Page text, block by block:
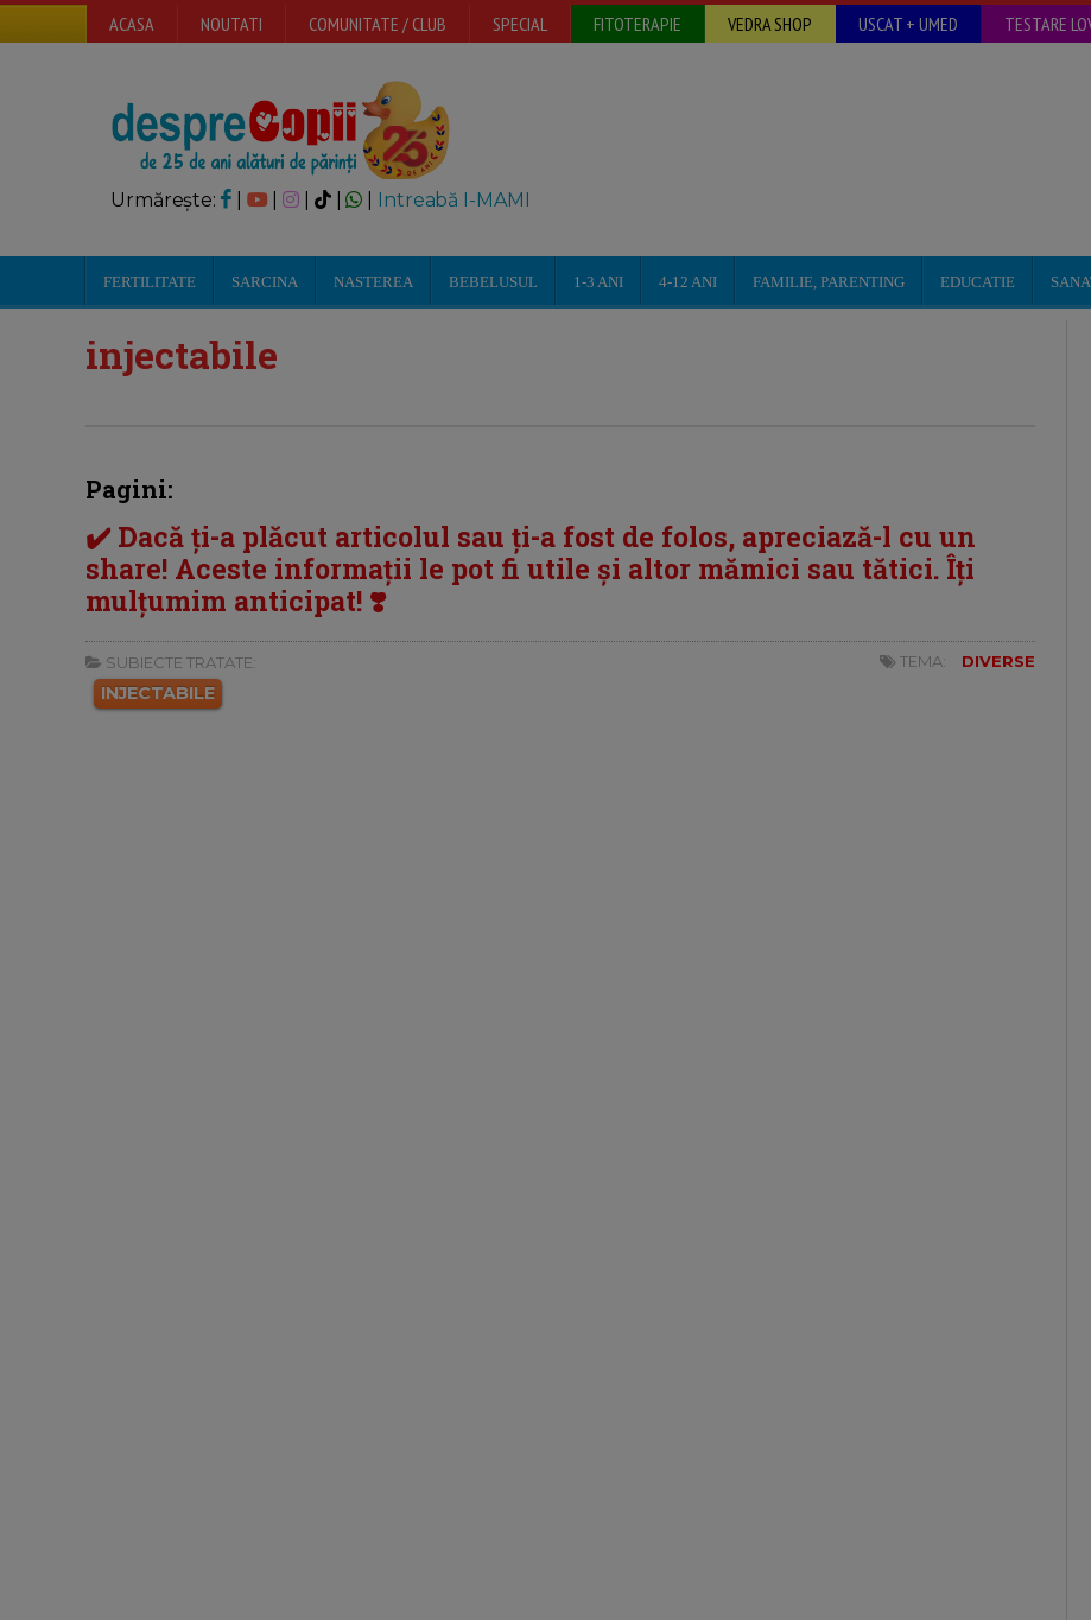
ACASA NOUTATI COMUNITATE / CLUB SPECIAL FITOTERAPIE VEDRA SHOP USCAT + UMED TESTARE
Urmărește: | | Intreabă I-MAMI
FERTILITATE SARCINA NASTEREA BEBELUSUL 1-3 ANI 4-12 ANI FAMILIE, PARENTING EDUCATIE
injectabile
Pagini:
✔️ Dacă ți-a plăcut articolul sau ți-a fost de folos, apreciază-l cu un
share! Aceste informații le pot fi utile și altor mămici sau tătici. Îți
mulțumim anticipat! ❣️
SUBIECTE TRATATE:
INJECTABILE
TEMA: DIVERSE